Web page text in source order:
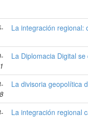
La integración regional:
La Diplomacia Digital
La divisoria geopolítica
La integración regional